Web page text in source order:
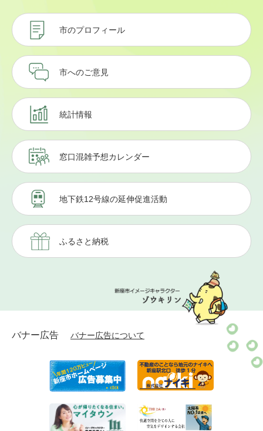
市のプロフィール
市へのご意見
統計情報
窓口混雑予想カレンダー
地下鉄12号線の延伸促進活動
ふるさと納税
バナー広告 バナー広告について